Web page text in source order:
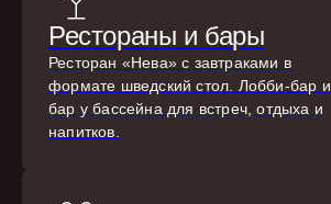
Рестораны и бары
Ресторан «Нева» с завтраками в
формате шведский стол. Лобби-бар и
бар у бассейна для встреч, отдыха и
напитков.